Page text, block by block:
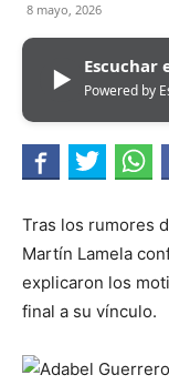
8 mayo, 2026
▶ Escuchar
Powered by
Tras los rumores
Martín Lamela
explicaron los
final a su vínculo.